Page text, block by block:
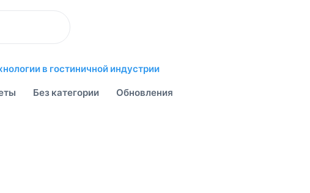
в гостиничной индустрии
Без категории Обновления